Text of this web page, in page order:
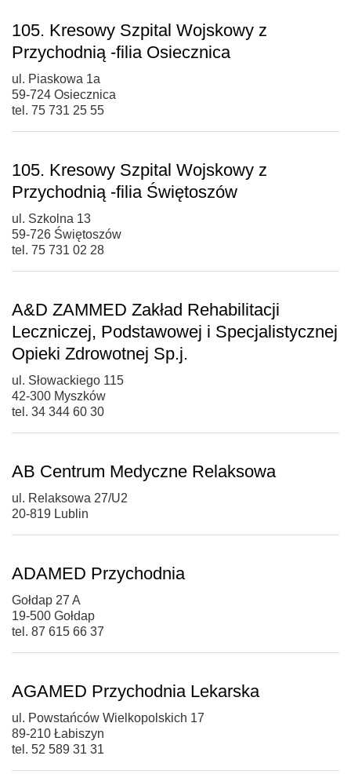
105. Kresowy Szpital Wojskowy z
Przychodnią -filia Osiecznica
ul. Piaskowa 1a
59-724 Osiecznica
tel. 75 731 25 55
105. Kresowy Szpital Wojskowy z
Przychodnią -filia Świętoszów
ul. Szkolna 13
59-726 Świętoszów
tel. 75 731 02 28
A&D ZAMMED Zakład Rehabilitacji
Leczniczej, Podstawowej i Specjalistycznej
Opieki Zdrowotnej Sp.j.
ul. Słowackiego 115
42-300 Myszków
tel. 34 344 60 30
AB Centrum Medyczne Relaksowa
ul. Relaksowa 27/U2
20-819 Lublin
ADAMED Przychodnia
Gołdap 27 A
19-500 Gołdap
tel. 87 615 66 37
AGAMED Przychodnia Lekarska
ul. Powstańców Wielkopolskich 17
89-210 Łabiszyn
tel. 52 589 31 31